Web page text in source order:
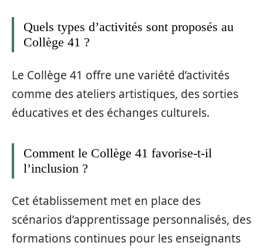
Quels types d’activités sont proposés au
Collège 41 ?
Le Collège 41 offre une variété d’activités
comme des ateliers artistiques, des sorties
éducatives et des échanges culturels.
Comment le Collège 41 favorise-t-il
l’inclusion ?
Cet établissement met en place des
scénarios d’apprentissage personnalisés, des
formations continues pour les enseignants